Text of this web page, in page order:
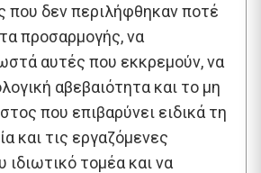
που δεν περιλήφθηκαν ποτέ
προσαρμογής, να
αυτές που εκκρεμούν, να
αβεβαιότητα και το μη
που επιβαρύνει ειδικά τη
και τις εργαζόμενες
ιδιωτικό τομέα και να